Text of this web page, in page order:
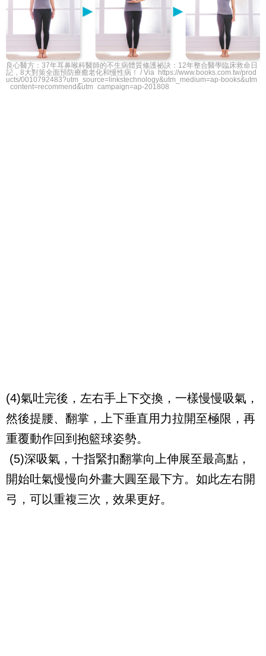
良心醫方：37年耳鼻喉科醫師的不生病體質修護祕訣：12年整合醫學臨床救命日
記，8大對策全面預防療癒老化和慢性病！ / Via https://www.books.com.tw/prod
ucts/0010792483?utm_source=linkstechnology&utm_medium=ap-books&utm
_content=recommend&utm_campaign=ap-201808
(4)氣吐完後，左右手上下交換，一樣慢慢吸氣，
然後提腰、翻掌，上下垂直用力拉開至極限，再
重覆動作回到抱籃球姿勢。
(5)深吸氣，十指緊扣翻掌向上伸展至最高點，
開始吐氣慢慢向外畫大圓至最下方。如此左右開
弓，可以重複三次，效果更好。